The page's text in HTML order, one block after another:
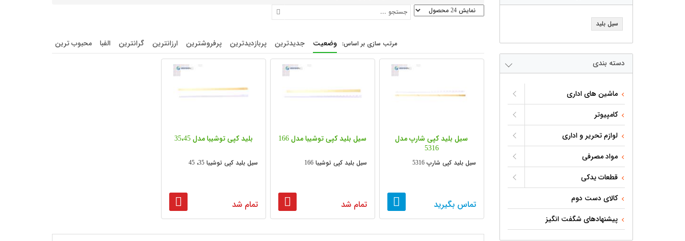
وضعیت جدیدترین پربازدیدترین پرفروشترین ارزانترین گرانترین الفبا محبوب ترین
سیل بلید کپی شارپ مدل
5316
سیل بلید کپی شارپ 5316
تماس بگیرید
سیل بلید کپی توشیبا مدل 166
سیل بلید کپی توشیبا 166
تمام شد
بلید کپی توشیبا مدل 35،45
سیل بلید کپی توشیبا 35، 45
تمام شد
سیل بلید
دسته بندی
ماشین های اداری
کامپیوتر
لوازم تحریر و اداری
مواد مصرفی
قطعات یدکی
کالای دست دوم
پیشنهادهای شگفت انگیز